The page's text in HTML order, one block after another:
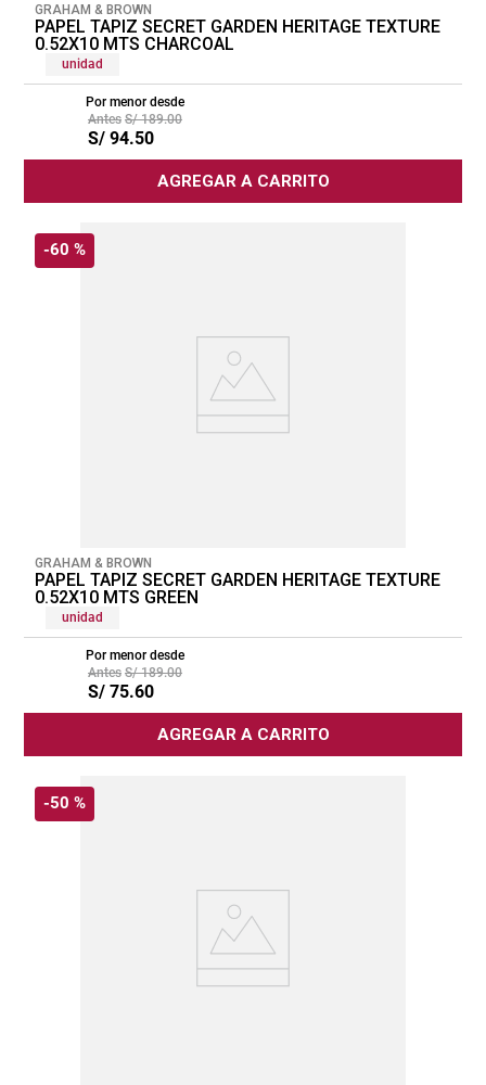
GRAHAM & BROWN
PAPEL TAPIZ SECRET GARDEN HERITAGE TEXTURE
0.52X10 MTS CHARCOAL
unidad
Por menor desde
S/ 189.00
S/ 94.50
AGREGAR A CARRITO
-60 %
GRAHAM & BROWN
PAPEL TAPIZ SECRET GARDEN HERITAGE TEXTURE
0.52X10 MTS GREEN
unidad
Por menor desde
S/ 189.00
S/ 75.60
AGREGAR A CARRITO
-50 %